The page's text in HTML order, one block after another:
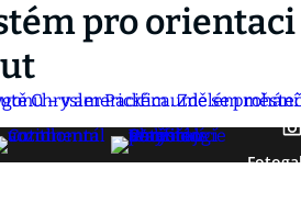
pro orientaci